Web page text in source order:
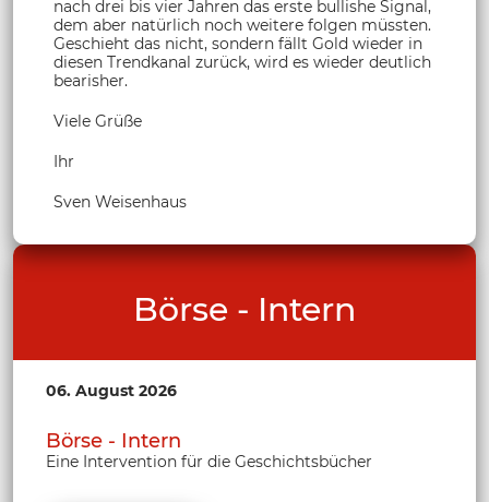
nach drei bis vier Jahren das erste bullishe Signal,
dem aber natürlich noch weitere folgen müssten.
Geschieht das nicht, sondern fällt Gold wieder in
diesen Trendkanal zurück, wird es wieder deutlich
bearisher.
Viele Grüße
Ihr
Sven Weisenhaus
Börse - Intern
06. August 2026
Börse - Intern
Eine Intervention für die Geschichtsbücher